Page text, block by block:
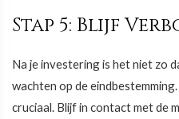
Stap 5: Blijf
Na je investering is het niet zo
wachten op de
cruciaal. Blijf in contact met de